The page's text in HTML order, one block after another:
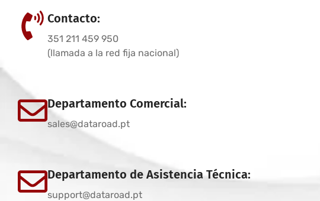
Contacto:
351 211 459 950
(llamada a la red fija nacional)
Departamento Comercial:
sales@dataroad.pt
Departamento de Asistencia Técnica:
support@dataroad.pt